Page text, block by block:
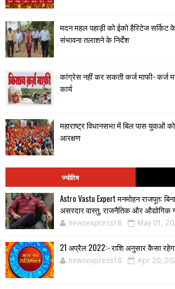
मदन महल पहाड़ी को ईको हैरिटेज
संभावना तलाशने के निर्देश
कांग्रेस नहीं कर सकती कर्ज माफी- कर्ज
कार्य
महाराष्ट्र विधानसभा में बिल पास युवाओं
आरक्षण
ज्योतिष
Astro Vastu Expert मनमोहन राजपूत:
असरदार वास्तु, राजनैतिक और औद्योगिक
newsexpress18 May 01,
21 अप्रैल 2022:- राशि अनुसार कैसा
newsexpress18 Apr 20,